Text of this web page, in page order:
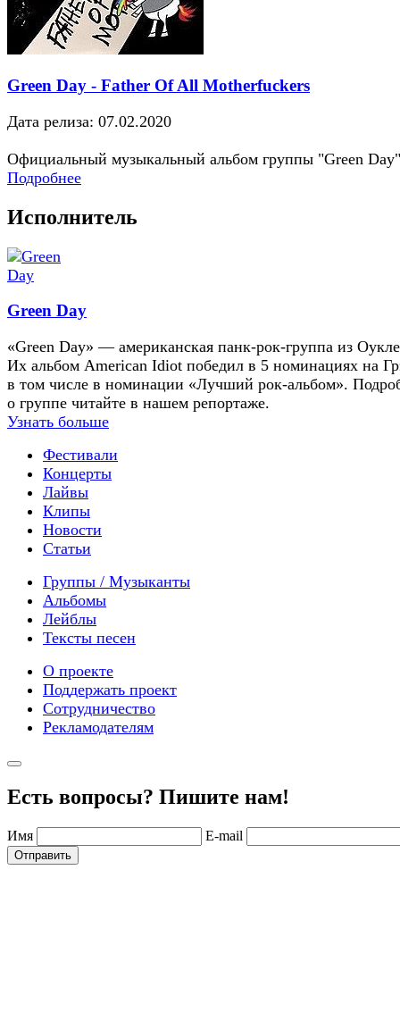
Green Day - Father Of All Motherfuckers
Дата релиза: 07.02.2020
Официальный музыкальный альбом группы "Green Day"
Подробнее
Исполнитель
Green Day
«Green Day» — американская панк-рок-группа из
Их альбом American Idiot победил в 5 номинациях на
в том числе в номинации «Лучший рок-альбом».
о группе читайте в нашем репортаже.
Узнать больше
Фестивали
Концерты
Лайвы
Клипы
Новости
Статьи
Группы / Музыканты
Альбомы
Лейблы
Тексты песен
О проекте
Поддержать проект
Сотрудничество
Рекламодателям
Есть вопросы? Пишите нам!
Имя E-mail